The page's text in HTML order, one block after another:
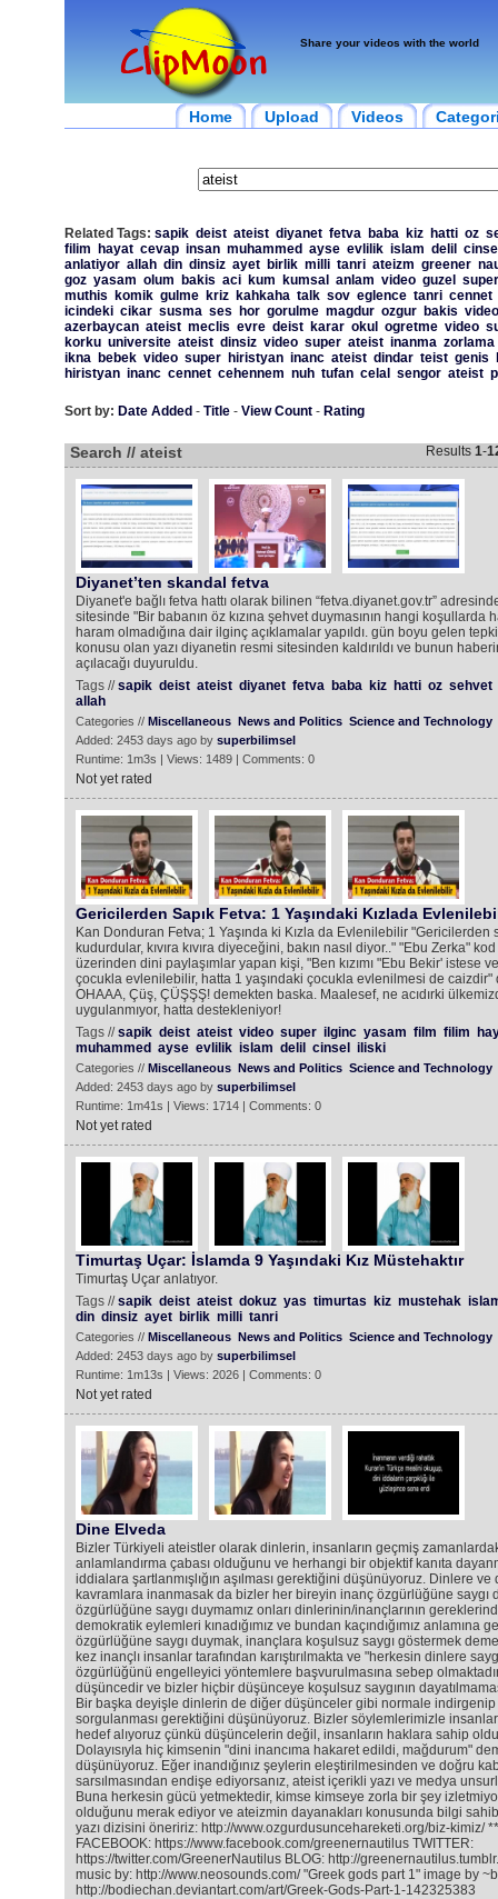
Share your videos with the world
Home Upload Videos
Related Tags: sapik deist ateist diyanet fetva baba kiz hatti oz
filim
hayat cevap insan muhammed ayse evlilik islam delil
anlatiyor allah din dinsiz ayet birlik milli tanri ateizm greener
goz yasam olum bakis aci kum kumsal anlam video guzel
super
muthis
komik gulme kriz kahkaha talk sov eglence tanri cennet
icindeki cikar susma ses hor gorulme magdur ozgur bakis video
azerbaycan ateist meclis evre deist karar okul ogretme video
korku universite ateist dinsiz video super ateist inanma zorlama
ikna
bebek video super hiristyan inanc ateist dindar teist genis
hiristyan inanc cennet cehennem nuh tufan celal sengor ateist
Sort by: Date Added - Title- View Count- Rating
Search // ateist Results 1-
Diyanet’ten skandal fetva
Diyanet'e bağlı fetva hattı olarak bilinen “fetva.diyanet.gov.tr”
sitesinde "Bir babanın öz kızına şehvet duymasının hangi koşullarda
haram olmadığına dair ilginç açıklamalar yapıldı. gün boyu gelen
konusu olan yazı diyanetin resmi sitesinden kaldırıldı ve bunun
açılacağı duyuruldu.
Tags //sapik deist ateist diyanet fetva baba kiz hatti oz sehvet
allah
Categories // Miscellaneous News and Politics Science and Technology
Added: 2453 days ago by superbilimsel
Runtime: 1m3s | Views: 1489 | Comments: 0
Not yet rated
Gericilerden Sapık Fetva: 1 Yaşındaki Kızlada
Kan Donduran Fetva; 1 Yaşında ki Kızla da Evlenilebilir "Gericilerden
kudurdular, kıvıra kıvıra diyeceğini, bakın nasıl diyor.." "Ebu Zerka"
üzerinden dini paylaşımlar yapan kişi, "Ben kızımı "Ebu Bekir' istese
çocukla evlenilebilir, hatta 1 yaşındaki çocukla evlenilmesi de caizdir"
OHAAA, Çüş, ÇÜŞŞŞ! demekten baska. Maalesef, ne acıdırki
uygulanmıyor, hatta destekleniyor!
Tags //sapik deist ateist video super ilginc yasam film filim
muhammed ayse evlilik islam delil cinsel iliski
Categories // Miscellaneous News and Politics Science and Technology
Added: 2453 days ago by superbilimsel
Runtime: 1m41s | Views: 1714 | Comments: 0
Not yet rated
Timurtaş Uçar: İslamda 9 Yaşındaki Kız Müstehaktır
Timurtaş Uçar anlatıyor.
Tags //sapik deist ateist dokuz yas timurtas kiz mustehak
din dinsiz ayet birlik milli tanri
Categories // Miscellaneous News and Politics Science and Technology
Added: 2453 days ago by superbilimsel
Runtime: 1m13s | Views: 2026 | Comments: 0
Not yet rated
Dine Elveda
Bizler Türkiyeli ateistler olarak dinlerin, insanların geçmiş
anlamlandırma çabası olduğunu ve herhangi bir objektif kanıta
iddialara şartlanmışlığın aşılması gerektiğini düşünüyoruz. Dinlere
kavramlara inanmasak da bizler her bireyin inanç özgürlüğüne saygı
özgürlüğüne saygı duymamız onları dinlerinin/inançlarının
demokratik eylemleri kınadığımız ve bundan kaçındığımız anlamına
özgürlüğüne saygı duymak, inançlara koşulsuz saygı göstermek
kez inançlı insanlar tarafından karıştırılmakta ve "herkesin dinlere
özgürlüğünü engelleyici yöntemlere başvurulmasına sebep
düşüncedir ve bizler hiçbir düşünceye koşulsuz saygının
Bir başka deyişle dinlerin de diğer düşünceler gibi normale indirgenip
sorgulanması gerektiğini düşünüyoruz. Bizler söylemlerimizle
hedef alıyoruz çünkü düşüncelerin değil, insanların haklara sahip
Dolayısıyla hiç kimsenin "dini inancıma hakaret edildi, mağdurum"
düşünüyoruz. Eğer inandığınız şeylerin eleştirilmesinden ve doğru
sarsılmasından endişe ediyorsanız, ateist içerikli yazı ve medya
Buna herkesin gücü yetmektedir, kimse kimseye zorla bir şey
olduğunu merak ediyor ve ateizmin dayanakları konusunda bilgi
yazı dizisini öneririz: http://www.ozgurdusuncehareketi.org/biz-kimiz/
FACEBOOK: https://www.facebook.com/greenernautilus TWITTER:
https://twitter.com/GreenerNautilus BLOG: http://
music by: http://www.neosounds.com/ "Greek gods part 1" image by
http://bodiechan.deviantart.com/art/Greek-Gods-Part-1-142325383